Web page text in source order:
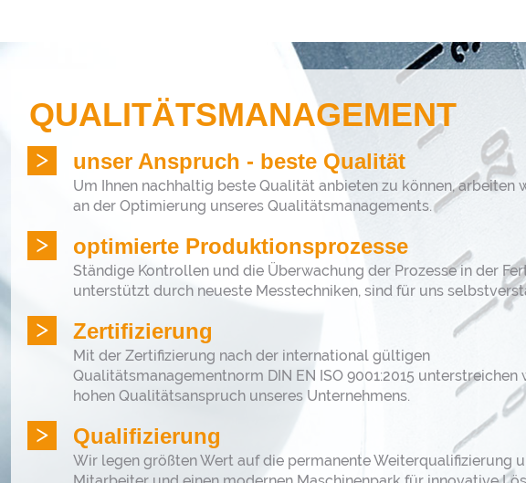
QUALITÄTSMANAGEMENT
unser Anspruch - beste Qualität
Um Ihnen nachhaltig beste Qualität anbieten zu können, arbeiten
an der Optimierung unseres Qualitätsmanagements.
optimierte Produktionsprozesse
Ständige Kontrollen und die Überwachung der Prozesse in der
unterstützt durch neueste Messtechniken, sind für uns
Zertifizierung
Mit der Zertifizierung nach der international gültigen
Qualitätsmanagementnorm DIN EN ISO 9001:2015 unterstreichen
hohen Qualitätsanspruch unseres Unternehmens.
Qualifizierung
Wir legen größten Wert auf die permanente Weiterqualifizierung